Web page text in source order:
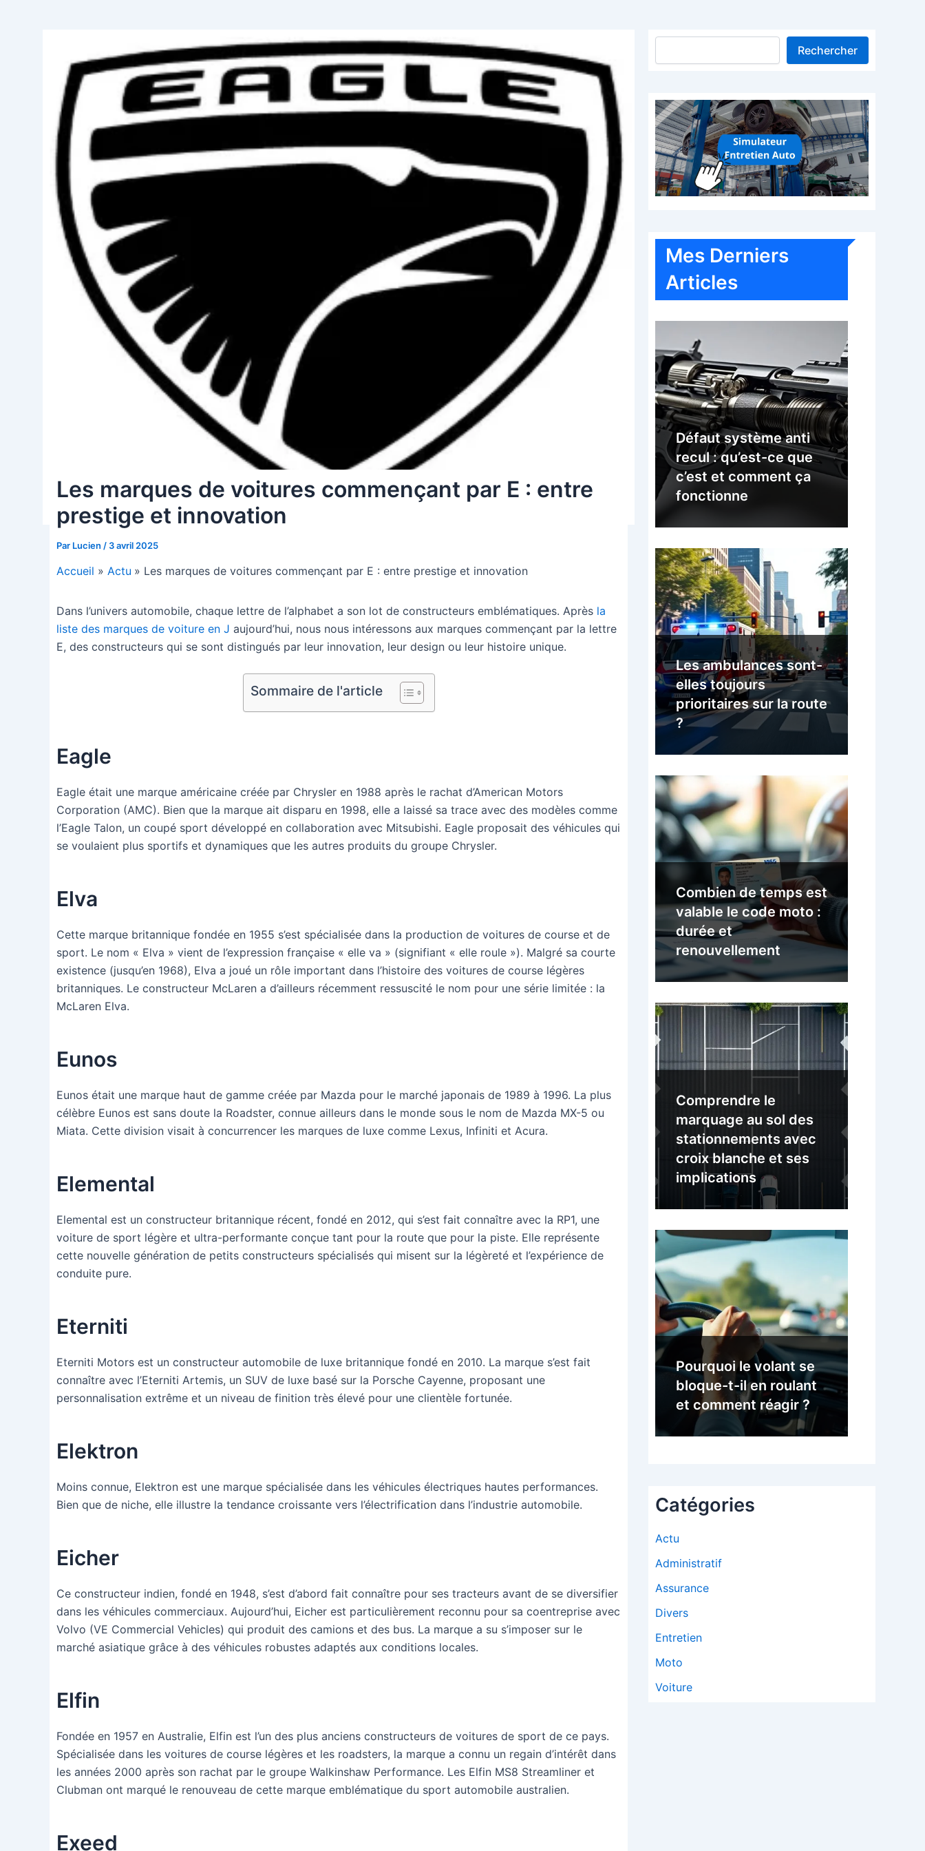
Les marques de voitures commençant par E : entre
prestige et innovation
Par Lucien / 3 avril 2025
Accueil Actu Les marques de voitures commençant par E : entre prestige et innovation
Dans l’univers automobile, chaque lettre de l’alphabet a son lot de constructeurs emblématiques. Après la
liste des marques de voiture en J aujourd’hui, nous nous intéressons aux marques commençant par la lettre
E, des constructeurs qui se sont distingués par leur innovation, leur design ou leur histoire unique.
Sommaire de l'article
Eagle
Eagle était une marque américaine créée par Chrysler en 1988 après le rachat d’American Motors
Corporation (AMC). Bien que la marque ait disparu en 1998, elle a laissé sa trace avec des modèles comme
l’Eagle Talon, un coupé sport développé en collaboration avec Mitsubishi. Eagle proposait des véhicules qui
se voulaient plus sportifs et dynamiques que les autres produits du groupe Chrysler.
Elva
Cette marque britannique fondée en 1955 s’est spécialisée dans la production de voitures de course et de
sport. Le nom « Elva » vient de l’expression française « elle va » (signifiant « elle roule »). Malgré sa courte
existence (jusqu’en 1968), Elva a joué un rôle important dans l’histoire des voitures de course légères
britanniques. Le constructeur McLaren a d’ailleurs récemment ressuscité le nom pour une série limitée : la
McLaren Elva.
Eunos
Eunos était une marque haut de gamme créée par Mazda pour le marché japonais de 1989 à 1996. La plus
célèbre Eunos est sans doute la Roadster, connue ailleurs dans le monde sous le nom de Mazda MX-5 ou
Miata. Cette division visait à concurrencer les marques de luxe comme Lexus, Infiniti et Acura.
Elemental
Elemental est un constructeur britannique récent, fondé en 2012, qui s’est fait connaître avec la RP1, une
voiture de sport légère et ultra-performante conçue tant pour la route que pour la piste. Elle représente
cette nouvelle génération de petits constructeurs spécialisés qui misent sur la légèreté et l’expérience de
conduite pure.
Eterniti
Eterniti Motors est un constructeur automobile de luxe britannique fondé en 2010. La marque s’est fait
connaître avec l’Eterniti Artemis, un SUV de luxe basé sur la Porsche Cayenne, proposant une
personnalisation extrême et un niveau de finition très élevé pour une clientèle fortunée.
Elektron
Moins connue, Elektron est une marque spécialisée dans les véhicules électriques hautes performances.
Bien que de niche, elle illustre la tendance croissante vers l’électrification dans l’industrie automobile.
Eicher
Ce constructeur indien, fondé en 1948, s’est d’abord fait connaître pour ses tracteurs avant de se diversifier
dans les véhicules commerciaux. Aujourd’hui, Eicher est particulièrement reconnu pour sa coentreprise avec
Volvo (VE Commercial Vehicles) qui produit des camions et des bus. La marque a su s’imposer sur le
marché asiatique grâce à des véhicules robustes adaptés aux conditions locales.
Elfin
Fondée en 1957 en Australie, Elfin est l’un des plus anciens constructeurs de voitures de sport de ce pays.
Spécialisée dans les voitures de course légères et les roadsters, la marque a connu un regain d’intérêt dans
les années 2000 après son rachat par le groupe Walkinshaw Performance. Les Elfin MS8 Streamliner et
Clubman ont marqué le renouveau de cette marque emblématique du sport automobile australien.
Exeed
Rechercher
Mes Derniers
Articles
Défaut système anti
recul : qu’est-ce que
c’est et comment ça
fonctionne
Les ambulances sont-
elles toujours
prioritaires sur la route
?
Combien de temps est
valable le code moto :
durée et
renouvellement
Comprendre le
marquage au sol des
stationnements avec
croix blanche et ses
implications
Pourquoi le volant se
bloque-t-il en roulant
et comment réagir ?
Catégories
Actu
Administratif
Assurance
Divers
Entretien
Moto
Voiture